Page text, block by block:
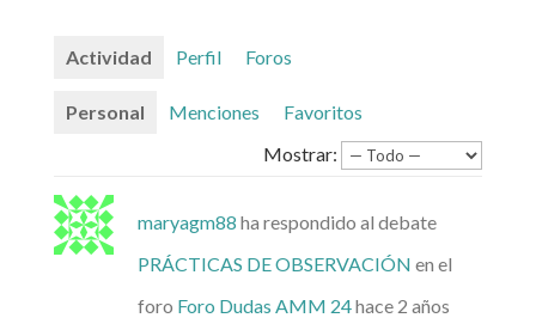
Actividad Perfil Foros
Personal Menciones
Favoritos
Mostrar:
maryagm88 ha respondido al debate
PRÁCTICAS DE OBSERVACIÓN en el
foro Foro Dudas AMM 24hace 2 años